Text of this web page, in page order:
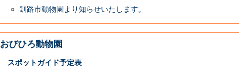
釧路市動物園より知らせいたします。
おびひろ動物園
スポットガイド予定表